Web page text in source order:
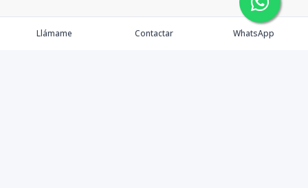
Llámame Contactar WhatsApp